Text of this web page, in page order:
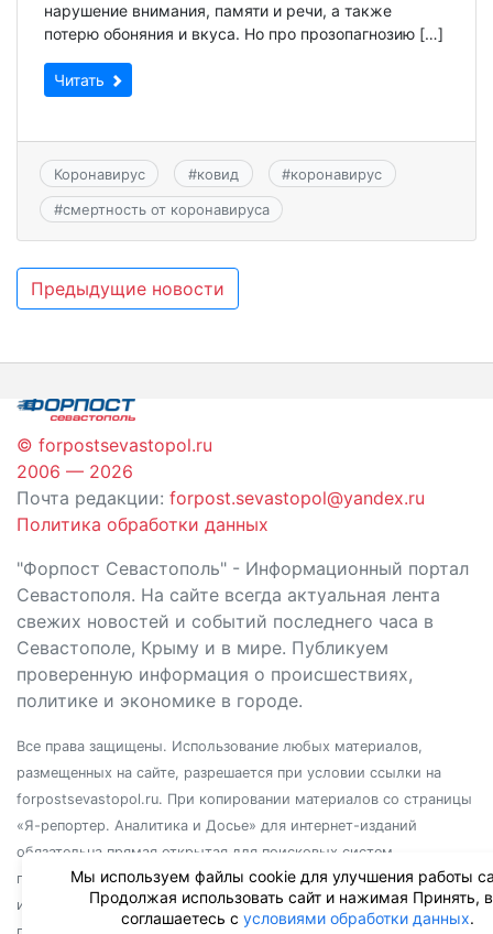
нарушение внимания, памяти и речи, а также
потерю обоняния и вкуса. Но про прозопагнозию […]
Читать
Коронавирус #ковид #коронавирус
#смертность от коронавируса
Навигация
записям
Предыдущие новости
© forpostsevastopol.ru
2006 — 2026
Почта редакции: forpost.sevastopol@yandex.ru
Политика обработки данных
"Форпост Севастополь" - Информационный портал
Севастополя. На сайте всегда актуальная лента
свежих новостей и событий последнего часа в
Севастополе, Крыму и в мире. Публикуем
проверенную информация о происшествиях,
политике и экономике в городе.
Все права защищены. Использование любых материалов,
размещенных на сайте, разрешается при условии ссылки на
forpostsevastopol.ru. При копировании материалов со страницы
«Я-репортер. Аналитика и Досье» для интернет-изданий
обязательна прямая открытая для поисковых систем
гиперссылка. Независимо от полного или частичного
использования материалов, ссылка должна быть размещена в
Мы используем файлы cookie для улучшения работы
Продолжая использовать сайт и нажимая Принять,
соглашаетесь с условиями обработки данных.